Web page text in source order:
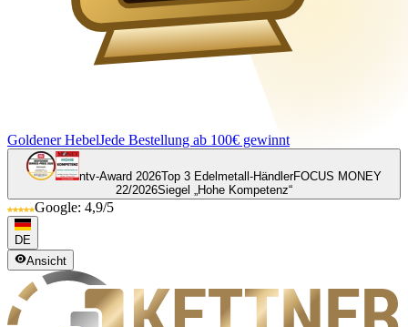
Goldener HebelJede Bestellung ab 100€ gewinnt
ntv-Award 2026Top 3 Edelmetall-HändlerFOCUS MONEY
22/2026Siegel „Hohe Kompetenz“
Google: 4,9/5
DE
Ansicht